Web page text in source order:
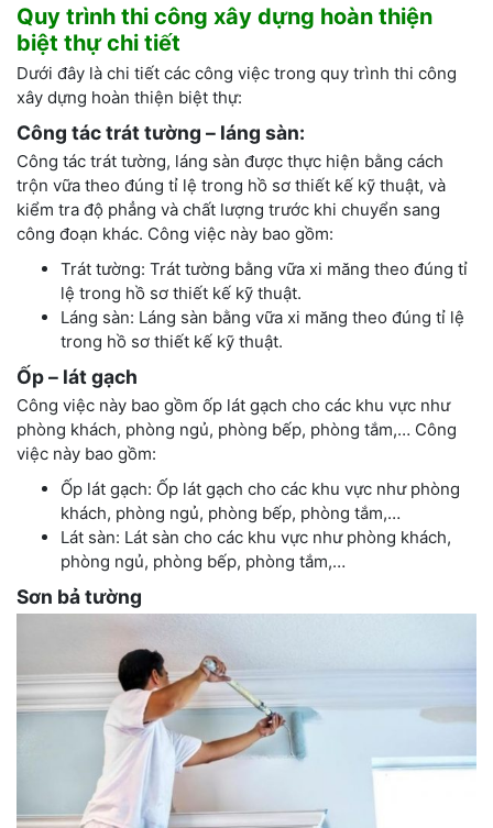
Quy trình thi công xây dựng hoàn thiện
biệt thự chi tiết
Dưới đây là chi tiết các công việc trong quy trình thi công
xây dựng hoàn thiện biệt thự:
Công tác trát tường – láng sàn:
Công tác trát tường, láng sàn được thực hiện bằng cách
trộn vữa theo đúng tỉ lệ trong hồ sơ thiết kế kỹ thuật, và
kiểm tra độ phẳng và chất lượng trước khi chuyển sang
công đoạn khác. Công việc này bao gồm:
Trát tường: Trát tường bằng vữa xi măng theo đúng tỉ
lệ trong hồ sơ thiết kế kỹ thuật.
Láng sàn: Láng sàn bằng vữa xi măng theo đúng tỉ lệ
trong hồ sơ thiết kế kỹ thuật.
Ốp – lát gạch
Công việc này bao gồm ốp lát gạch cho các khu vực như
phòng khách, phòng ngủ, phòng bếp, phòng tắm,… Công
việc này bao gồm:
Ốp lát gạch: Ốp lát gạch cho các khu vực như phòng
khách, phòng ngủ, phòng bếp, phòng tắm,…
Lát sàn: Lát sàn cho các khu vực như phòng khách,
phòng ngủ, phòng bếp, phòng tắm,…
Sơn bả tường